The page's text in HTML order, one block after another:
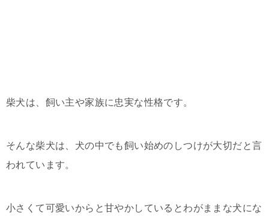
柴犬は、飼い主や家族に忠実な性格です。
そんな柴犬は、犬の中でも飼い始めのしつけが大切だと言
われています。
小さくて可愛いからと甘やかしているとわがままな犬にな